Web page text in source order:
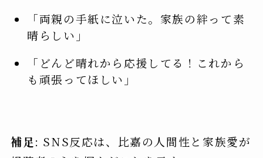
「両親の手紙に泣いた。家族の絆って素
晴らしい」
「どんど晴れから応援してる！これから
も頑張ってほしい」
補足: SNS反応は、比嘉の人間性と家族愛が